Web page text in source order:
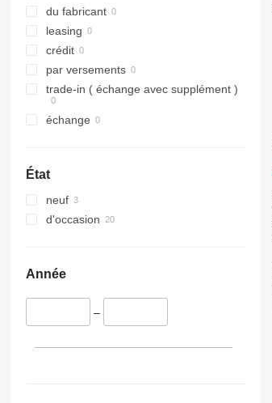
du fabricant
leasing
crédit
par versements
trade-in ( échange avec supplément )
échange
État
neuf
d'occasion
Année
–